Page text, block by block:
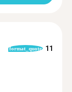
format_quote 11